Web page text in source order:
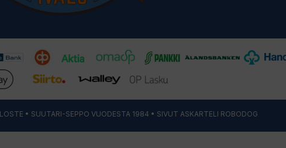
• SUUTARI-SEPPO VUODESTA 1984 • SIVUT ASKARTELI ROBODOG